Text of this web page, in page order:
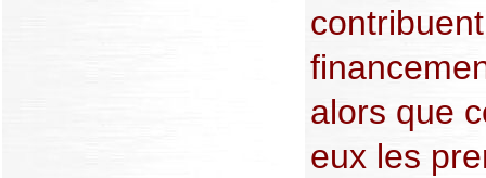
alors que
eux les